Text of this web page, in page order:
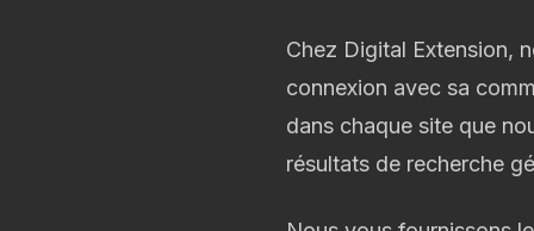
Chez Digital Extension,
connexion avec sa
dans chaque site que
résultats de recherche